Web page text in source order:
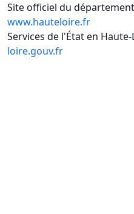
Site officiel du
www.hauteloire.fr
Services de l'État en Haute-
loire.gouv.fr